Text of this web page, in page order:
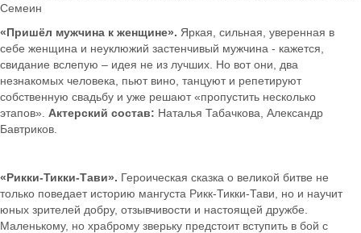
Семеин
«Пришёл мужчина к женщине». Яркая, сильная, уверенная в
себе женщина и неуклюжий застенчивый мужчина - кажется,
свидание вслепую – идея не из лучших. Но вот они, два
незнакомых человека, пьют вино, танцуют и репетируют
собственную свадьбу и уже решают «пропустить несколько
этапов». Актерский состав: Наталья Табачкова, Александр
Бавтриков.
«Рикки-Тикки-Тави». Героическая сказка о великой битве не
только поведает историю мангуста Рикк-Тикки-Тави, но и научит
юных зрителей добру, отзывчивости и настоящей дружбе.
Маленькому, но храброму зверьку предстоит вступить в бой с